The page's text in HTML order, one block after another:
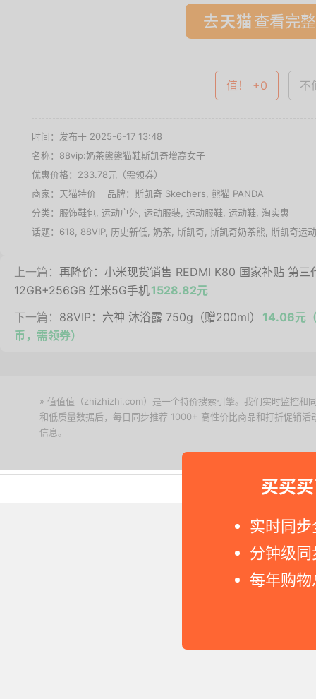
买买
实时同
分钟级
每年购
去 查看完
值！ +0 不
时间：发布于 2025-6-17 13:48
名称： 88vip:奶茶熊熊猫鞋斯凯奇增高女子
优惠价格： 233.78元（需领券）
商家： 天猫特价 品牌： 斯凯奇 Skechers
熊猫 PANDA
分类： 服饰鞋包 运动户外 运动服装 运动服鞋 运动鞋 淘实惠
话题： 618 88VIP, 历史新低 奶茶 斯凯奇 斯凯奇奶茶熊 斯凯奇运
上一篇： 再降价：小米现货销售 REDMI K80 国家补贴 第
12GB+256GB 红米5G手机1528.82元
下一篇： 88VIP：六神 沐浴露 750g（赠200ml）
14.06元
币，需领券）
» 值值值（zhizhizhi.com）是一个特价搜索引擎。我们实时监控和
和低质量数据后，每日同步推荐 1000+ 高性价比商品和打折促销
信息。
Copyright © 2011-2026 网购